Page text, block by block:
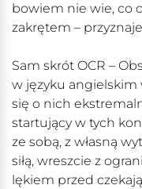
bowiem nie wie, co
zakrętem –
Sam skrót OCR –
w języku angielskim
się o nich
startujący w tych
ze sobą, z własną
siłą, wreszcie z
lękiem przed